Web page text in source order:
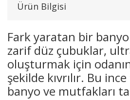
Ürün Bilgisi
Fark yaratan bir
zarif düz çubuklar,
oluşturmak için
şekilde kıvrılır. Bu
banyo ve mutfakları